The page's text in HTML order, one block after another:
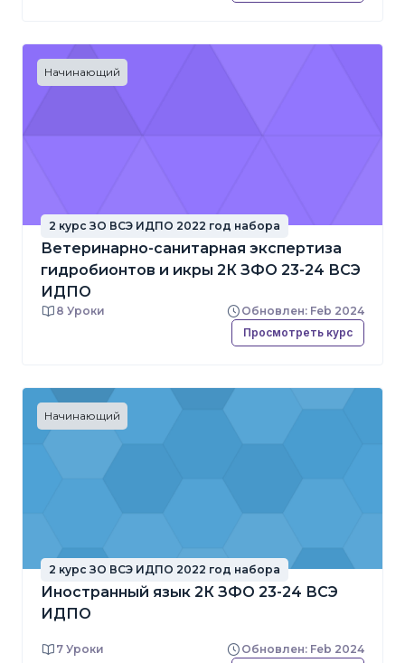
Начинающий
2 курс ЗО ВСЭ ИДПО 2022 год набора
Ветеринарно-санитарная экспертиза
гидробионтов и икры 2К ЗФО 23-24 ВСЭ
ИДПО
8 Уроки
Обновлен: Feb 2024
Просмотреть курс
Начинающий
2 курс ЗО ВСЭ ИДПО 2022 год набора
Иностранный язык 2К ЗФО 23-24 ВСЭ
ИДПО
7 Уроки
Обновлен: Feb 2024